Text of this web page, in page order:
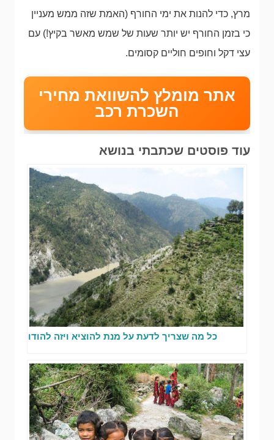
מרץ, כדי להנות את ימי החורף (האמת שזה ממש מעניין
כי בזמן החורף יש יותר שעות של שמש מאשר בקיץ!) עם
עצי דקל וחופים חוליים קסומים.
אתר מומלץ להשוואת מחירי
השכרת רכב
עוד פוסטים שכתבתי בנושא
כל מה שצריך לדעת על מנת להוציא ויזה להודו